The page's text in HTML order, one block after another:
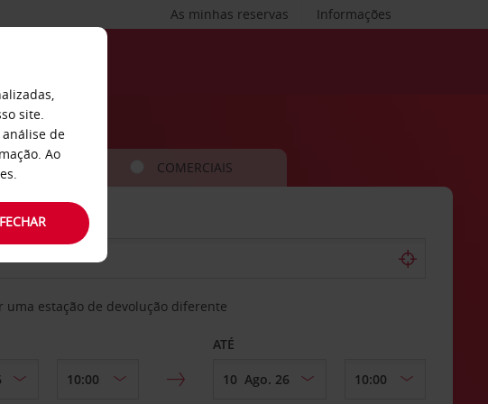
Informações
As minhas reservas
COMERCIAIS
uma estação de devolução diferente
ATÉ
site.
de
Ao